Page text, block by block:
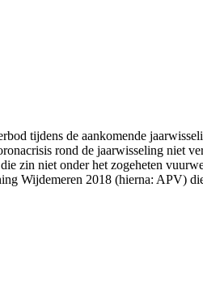
tijdens de aankomende
rond de jaarwisseling niet
zin niet onder het zogeheten
Wijdemeren 2018 (hierna: APV)